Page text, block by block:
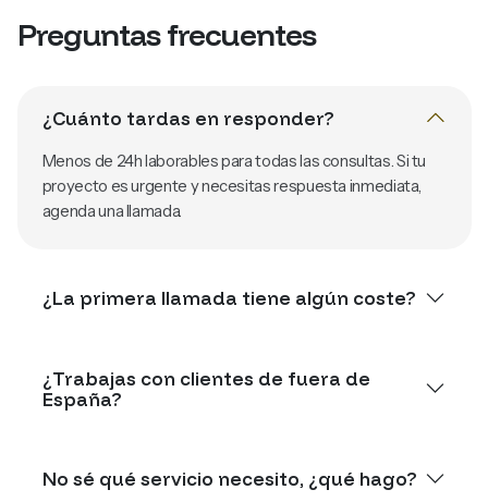
Preguntas frecuentes
¿Cuánto tardas en responder?
Menos de 24h laborables para todas las consultas. Si tu
proyecto es urgente y necesitas respuesta inmediata,
agenda una llamada.
¿La primera llamada tiene algún coste?
¿Trabajas con clientes de fuera de
España?
No sé qué servicio necesito, ¿qué hago?